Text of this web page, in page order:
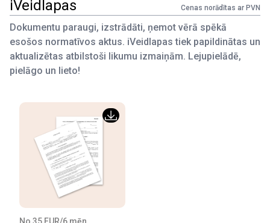
iVeidlapas Cenas norādītas ar PVN
Dokumentu paraugi, izstrādāti, ņemot vērā spēkā
esošos normatīvos aktus. iVeidlapas tiek papildinātas un
aktualizētas atbilstoši likumu izmaiņām. Lejupielādē,
pielāgo un lieto!
No 35 EUR/6 mēn.